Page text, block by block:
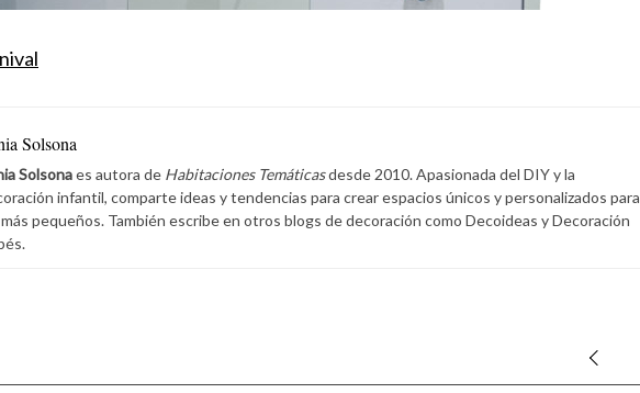
Solsona
Solsonaes autora de Habitaciones Temáticasdesde 2010. Apasionada del DIY y la
infantil, comparte ideas y tendencias para crear espacios únicos y personalizados para
pequeños. También escribe en otros blogs de decoración como Decoideas y Decoración